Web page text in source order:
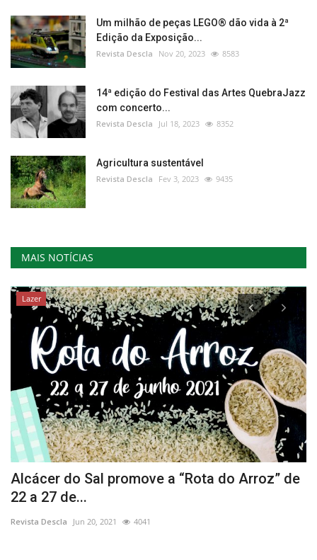
Um milhão de peças LEGO® dão vida à 2ª
Edição da Exposição...
Revista Descla Nov 20, 2023 8583
14ª edição do Festival das Artes QuebraJazz
com concerto...
Revista Descla Jul 18, 2023 8352
Agricultura sustentável
Revista Descla Fev 3, 2023 9435
MAIS NOTÍCIAS
Lazer
Alcácer do Sal promove a “Rota do Arroz” de
22 a 27 de...
Revista Descla Jun 20, 2021 4041